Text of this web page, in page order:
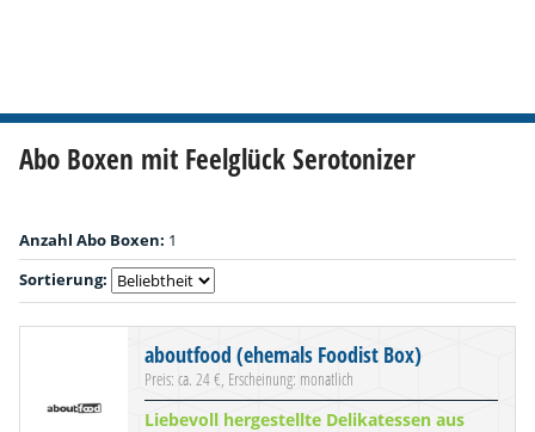
Abo Boxen mit Feelglück Serotonizer
Anzahl Abo Boxen: 1
Sortierung:
aboutfood (ehemals Foodist Box)
Preis: ca. 24 €, Erscheinung: monatlich
Liebevoll hergestellte Delikatessen aus